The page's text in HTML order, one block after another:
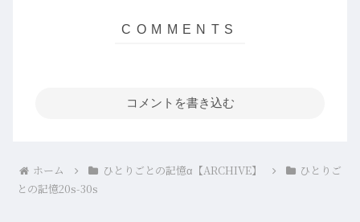
コメントを書き込む
ホーム ひとりごとの記憶α【ARCHIVE】
ひとりご
との記憶20s-30s